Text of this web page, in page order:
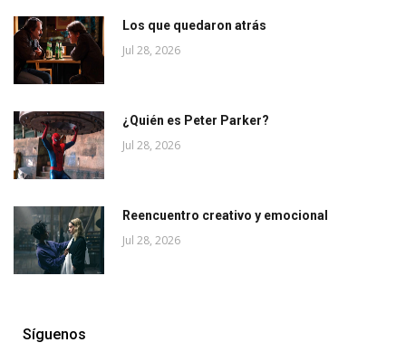
Los que quedaron atrás
Jul 28, 2026
¿Quién es Peter Parker?
Jul 28, 2026
Reencuentro creativo y emocional
Jul 28, 2026
Síguenos